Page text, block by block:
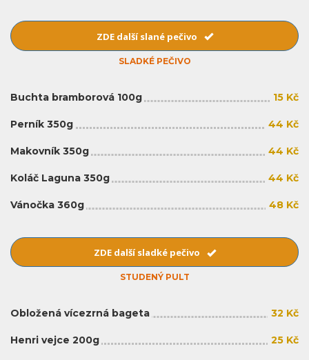
ZDE další slané pečivo
SLADKÉ PEČIVO
Buchta bramborová 100g 15 Kč
Perník 350g 44 Kč
Makovník 350g 44 Kč
Koláč Laguna 350g 44 Kč
Vánočka 360g 48 Kč
ZDE další sladké pečivo
STUDENÝ PULT
Obložená vícezrná bageta 32 Kč
Henri vejce 200g 25 Kč